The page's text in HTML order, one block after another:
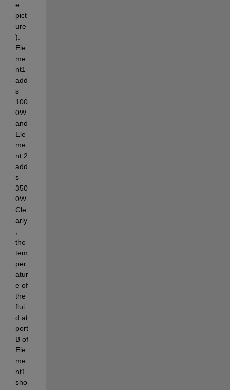
e
pict
ure
).
Ele
me
nt1
add
s
100
0W
and
Ele
me
nt 2
add
s
350
0W.
Cle
arly
the
tem
per
atur
e of
the
flui
d at
port
B of
Ele
me
nt1
sho